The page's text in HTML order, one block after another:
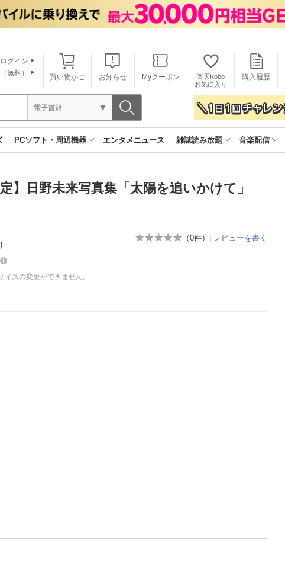
買い物かご お知らせ Myクーポン
楽天Kobo
お気に入り
購入履歴
ログイン
無料）
電子書籍
PCソフト・周辺機器 エンタメニュース 雑誌読み放題 音楽配信
定】日野未来写真集「太陽を追いかけて」
（0件） | レビューを書く
ズの変更ができません。